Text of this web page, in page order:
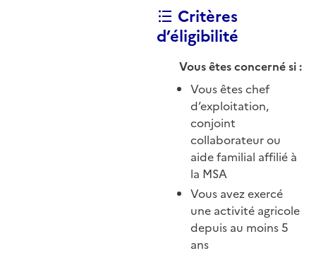
Critères
d’éligibilité
Vous êtes concerné si :
Vous êtes chef
d’exploitation,
conjoint
collaborateur ou
aide familial affilié à
la MSA
Vous avez exercé
une activité agricole
depuis au moins 5
ans